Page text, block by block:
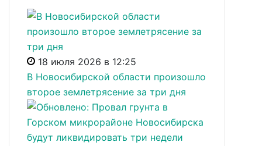
18 июля 2026 в 12:25
В Новосибирской области произошло
второе землетрясение за три дня